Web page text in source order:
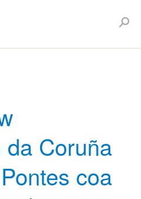
da Coruña
coa